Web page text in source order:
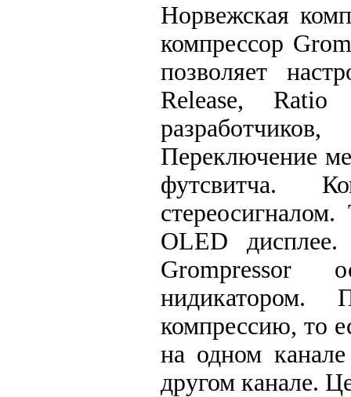
Норвежская
компрессор
позволяет
Release,
Переключение
футсвитча.
OLED
Grompressor
нидикатором.
компрессию, то
на одном
другом канале.